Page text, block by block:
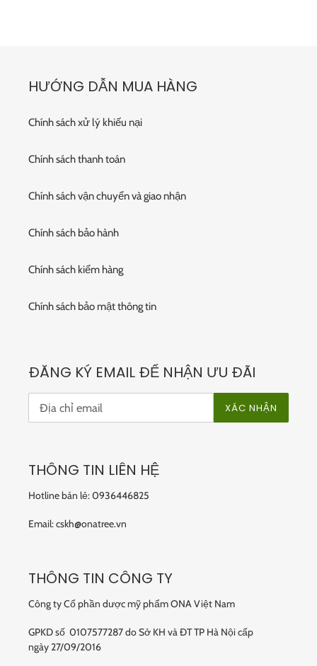
HƯỚNG DẪN MUA HÀNG
Chính sách xử lý khiếu nại
Chính sách thanh toán
Chính sách vận chuyển và giao nhận
Chính sách bảo hành
Chính sách kiểm hàng
Chính sách bảo mật thông tin
ĐĂNG KÝ EMAIL ĐỂ NHẬN ƯU ĐÃI
XÁC NHẬN
THÔNG TIN LIÊN HỆ
Hotline bán lẻ: 0936446825
Email: cskh@onatree.vn
THÔNG TIN CÔNG TY
Công ty Cổ phần dược mỹ phẩm ONA Việt Nam
GPKD số 0107577287 do Sở KH và ĐT TP Hà Nội cấp
ngày 27/09/2016